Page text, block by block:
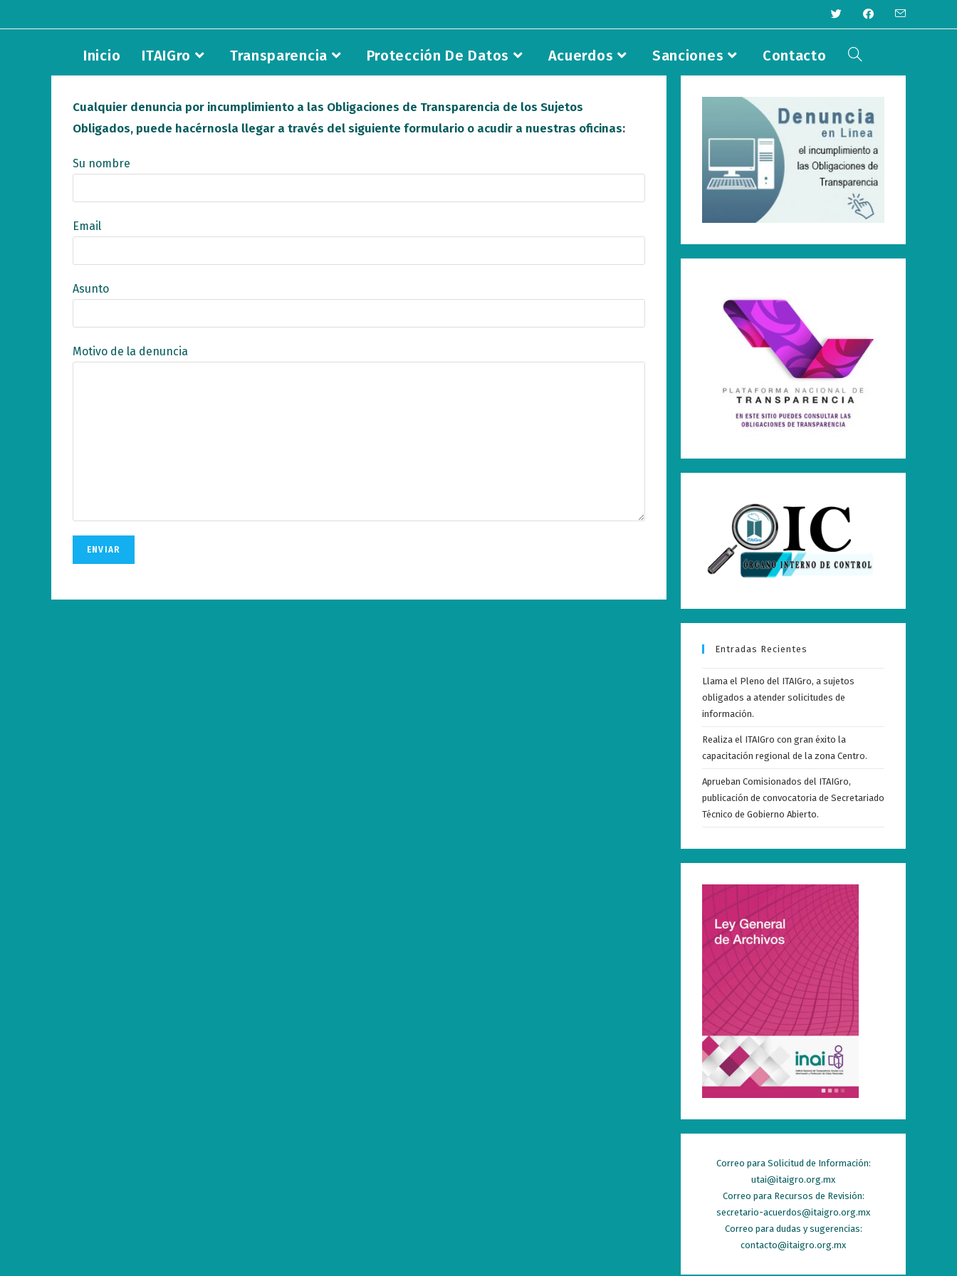
al
Inicio ITAIGro Transparencia Protección De Datos Acuerdos Sanciones Contacto
Cualquier denuncia por incumplimiento a las Obligaciones de Transparencia de los Sujetos
Obligados, puede hacérnosla llegar a través del siguiente formulario o acudir a nuestras oficinas:
Su nombre
Email
Asunto
Motivo de la denuncia
Entradas Recientes
Llama el Pleno del ITAIGro, a sujetos
obligados a atender solicitudes de
información.
Realiza el ITAIGro con gran éxito la
capacitación regional de la zona Centro.
Aprueban Comisionados del ITAIGro,
publicación de convocatoria de Secretariado
Técnico de Gobierno Abierto.
Correo para Solicitud de Información:
utai@itaigro.org.mx
Correo para Recursos de Revisión:
secretario-acuerdos@itaigro.org.mx
Correo para dudas y sugerencias:
contacto@itaigro.org.mx